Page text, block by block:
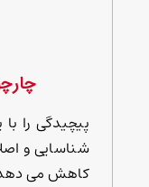
پیچیدگی را
شناسایی و
کاهش می